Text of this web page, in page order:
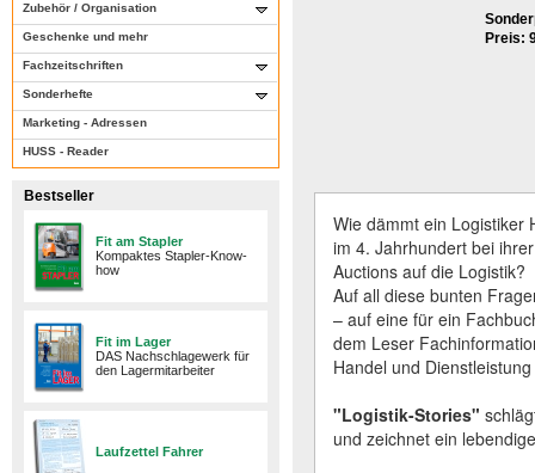
Zubehör / Organisation
Geschenke und mehr
Fachzeitschriften
Sonderhefte
Marketing - Adressen
HUSS - Reader
Bestseller
Fit am Stapler
Kompaktes Stapler-Know-
how
Fit im Lager
DAS Nachschlagewerk für
den Lagermitarbeiter
Laufzettel Fahrer
Preis:
Wie dämmt ein Logistiker
im 4. Jahrhundert bei
Auctions auf die Logistik?
Auf all diese bunten
– auf eine für ein
dem Leser
Handel und
"Logistik-Stories"
und zeichnet ein